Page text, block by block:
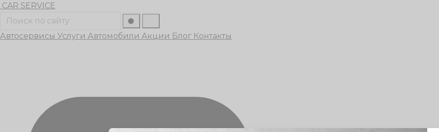
Перейти
CAR SERVICE
Поиск
Автосервисы Услуги Автомобили Акции Блог Контакты